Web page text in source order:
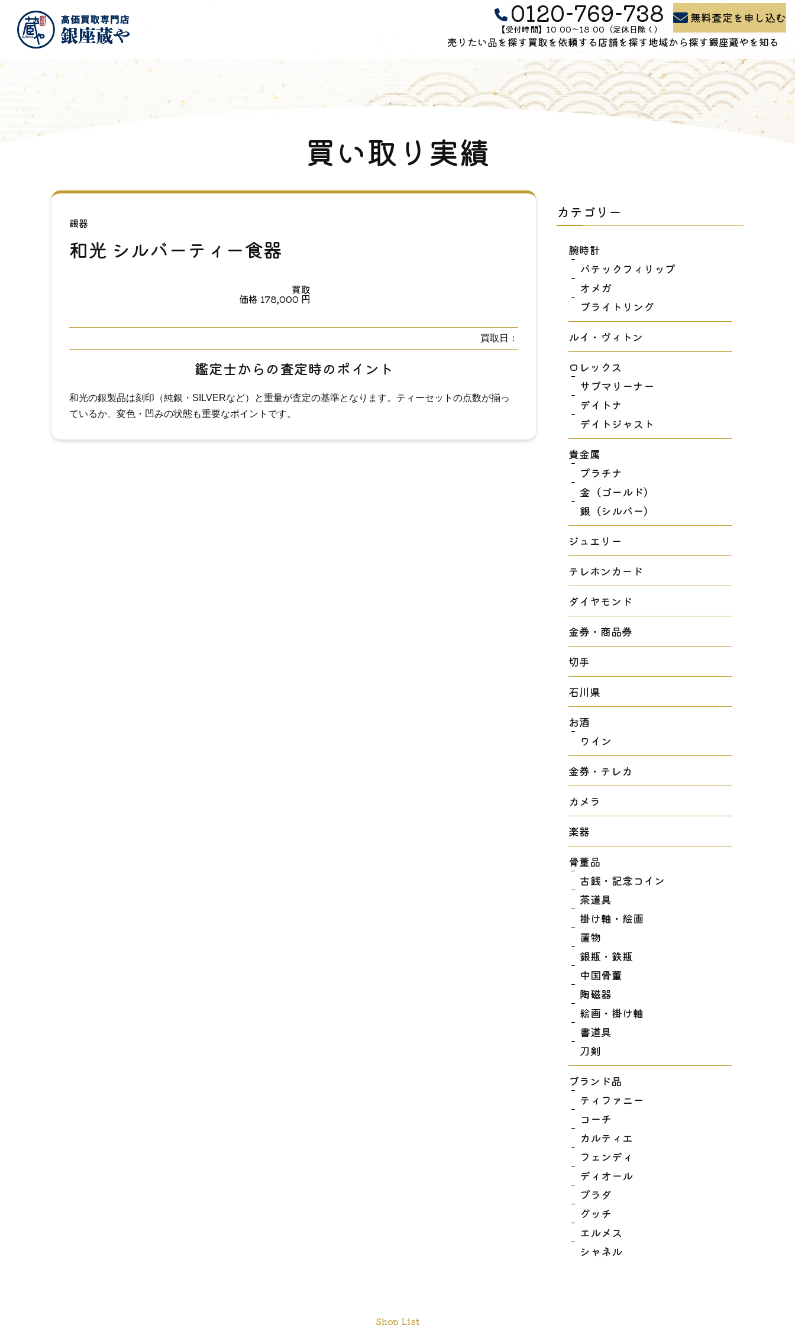
0120-769-738
【受付時間】10:00〜18:00（定休日除く）
無料査定を申し込む
売りたい品を探す買取を依頼する
買取の流れ
出張買取
店舗を探す地域から探す
石川県の買取
富山県の買取
新潟県の買取
銀座蔵やを知る
よくある質問
買取コラム
会社概要
買い取り実績
銀器
和光 シルバーティー食器
買取
価格 178,000 円
買取日：
鑑定士からの査定時のポイント
和光の銀製品は刻印（純銀・SILVERなど）と重量が査定の基準となります。ティーセットの点数が揃っ
ているか、変色・凹みの状態も重要なポイントです。
カテゴリー
腕時計
パテックフィリップ
オメガ
ブライトリング
ルイ・ヴィトン
ロレックス
サブマリーナー
デイトナ
デイトジャスト
貴金属
プラチナ
金（ゴールド）
銀（シルバー）
ジュエリー
テレホンカード
ダイヤモンド
金券・商品券
切手
石川県
お酒
ワイン
金券・テレカ
カメラ
楽器
骨董品
古銭・記念コイン
茶道具
掛け軸・絵画
置物
銀瓶・鉄瓶
中国骨董
陶磁器
絵画・掛け軸
書道具
刀剣
ブランド品
ティファニー
コーチ
カルティエ
フェンディ
ディオール
プラダ
グッチ
エルメス
シャネル
Shop List